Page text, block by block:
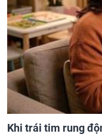
Khi trái tim rung